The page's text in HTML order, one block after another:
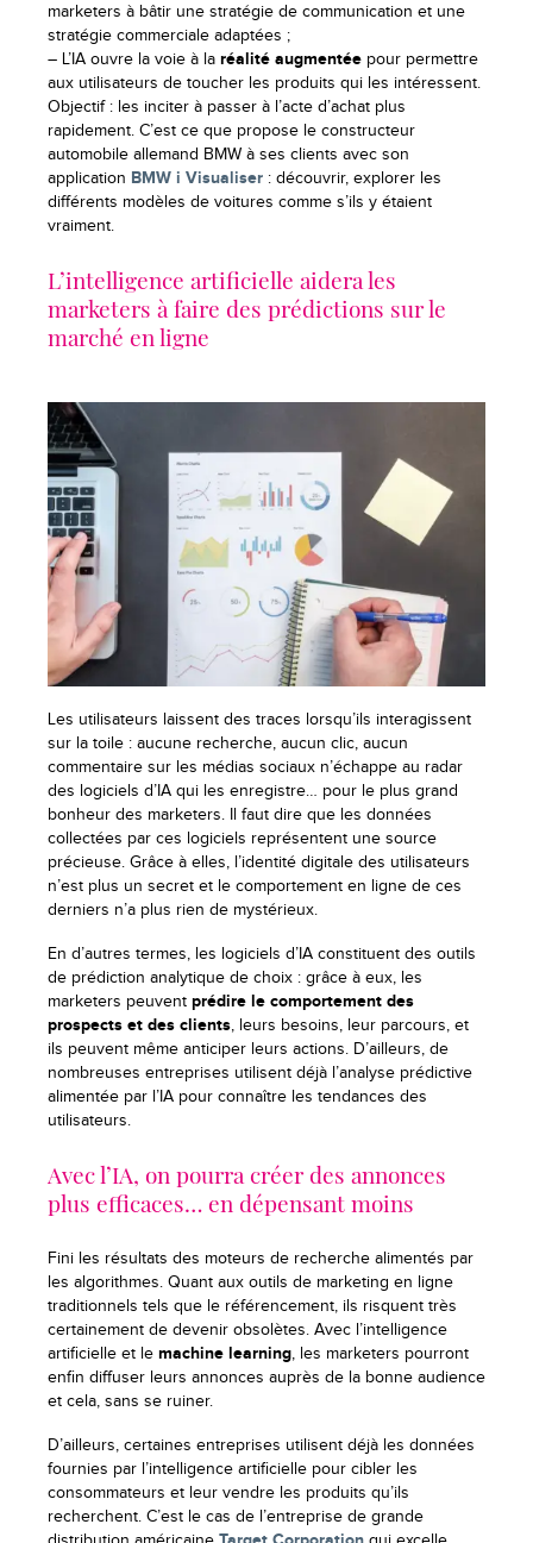
marketers à bâtir une stratégie de communication et une
stratégie commerciale adaptées ;
– L’IA ouvre la voie à la réalité augmentée pour permettre
aux utilisateurs de toucher les produits qui les intéressent.
Objectif : les inciter à passer à l’acte d’achat plus
rapidement. C’est ce que propose le constructeur
automobile allemand BMW à ses clients avec son
application BMW i Visualiser : découvrir, explorer les
différents modèles de voitures comme s’ils y étaient
vraiment.
L’intelligence artificielle aidera les
marketers à faire des prédictions sur le
marché en ligne
Les utilisateurs laissent des traces lorsqu’ils interagissent
sur la toile : aucune recherche, aucun clic, aucun
commentaire sur les médias sociaux n’échappe au radar
des logiciels d’IA qui les enregistre… pour le plus grand
bonheur des marketers. Il faut dire que les données
collectées par ces logiciels représentent une source
précieuse. Grâce à elles, l’identité digitale des utilisateurs
n’est plus un secret et le comportement en ligne de ces
derniers n’a plus rien de mystérieux.
En d’autres termes, les logiciels d’IA constituent des outils
de prédiction analytique de choix : grâce à eux, les
marketers peuvent prédire le comportement des
prospects et des clients, leurs besoins, leur parcours, et
ils peuvent même anticiper leurs actions. D’ailleurs, de
nombreuses entreprises utilisent déjà l’analyse prédictive
alimentée par l’IA pour connaître les tendances des
utilisateurs.
Avec l’IA, on pourra créer des annonces
plus efficaces… en dépensant moins
Fini les résultats des moteurs de recherche alimentés par
les algorithmes. Quant aux outils de marketing en ligne
traditionnels tels que le référencement, ils risquent très
certainement de devenir obsolètes. Avec l’intelligence
artificielle et le machine learning, les marketers pourront
enfin diffuser leurs annonces auprès de la bonne audience
et cela, sans se ruiner.
D’ailleurs, certaines entreprises utilisent déjà les données
fournies par l’intelligence artificielle pour cibler les
consommateurs et leur vendre les produits qu’ils
recherchent. C’est le cas de l’entreprise de grande